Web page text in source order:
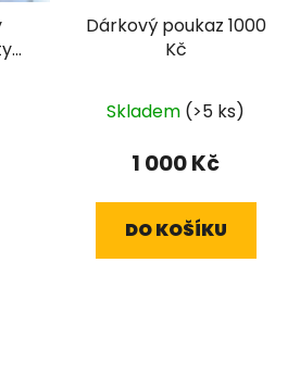
Dárkový poukaz 1000
Kč
Skladem (>5 ks)
1 000 Kč
DO KOŠÍKU
×
SLEVA 15 %